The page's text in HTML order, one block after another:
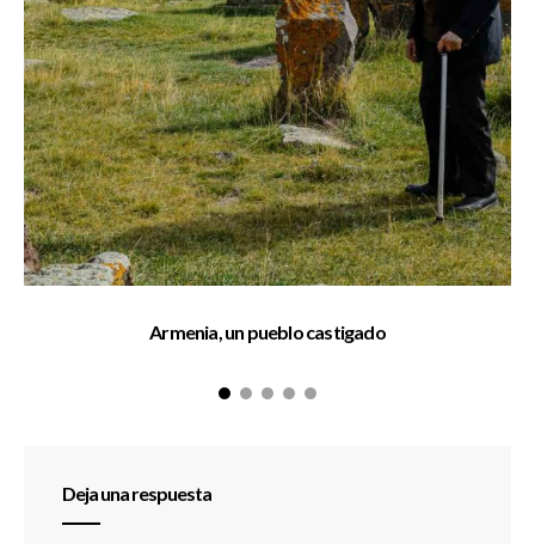
Armenia, un pueblo castigado
Deja una respuesta